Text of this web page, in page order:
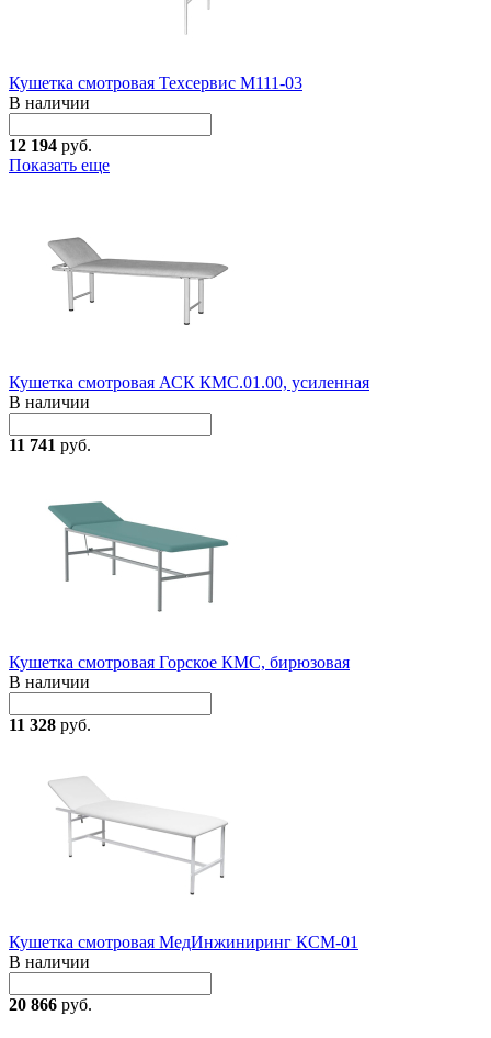
Кушетка смотровая Техсервис М111-03
В наличии
12 194 руб.
Показать еще
Кушетка смотровая АСК КМС.01.00, усиленная
В наличии
11 741 руб.
Кушетка смотровая Горское КМС, бирюзовая
В наличии
11 328 руб.
Кушетка смотровая МедИнжиниринг КСМ-01
В наличии
20 866 руб.